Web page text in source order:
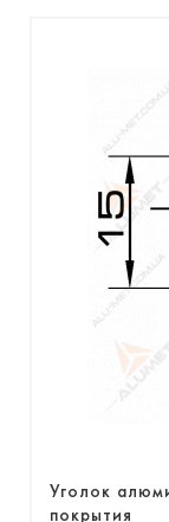
Уголок
покрытия